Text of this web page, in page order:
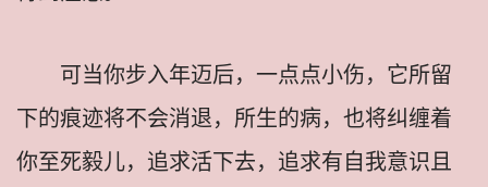
可当你步入年迈后，一点点小伤，它所留
下的痕迹将不会消退，所生的病，也将纠缠着
你至死毅儿，追求活下去，追求有自我意识且